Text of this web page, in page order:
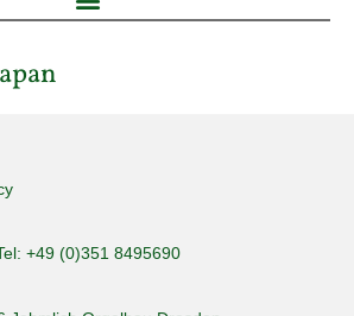
+49 (0)351 8495690